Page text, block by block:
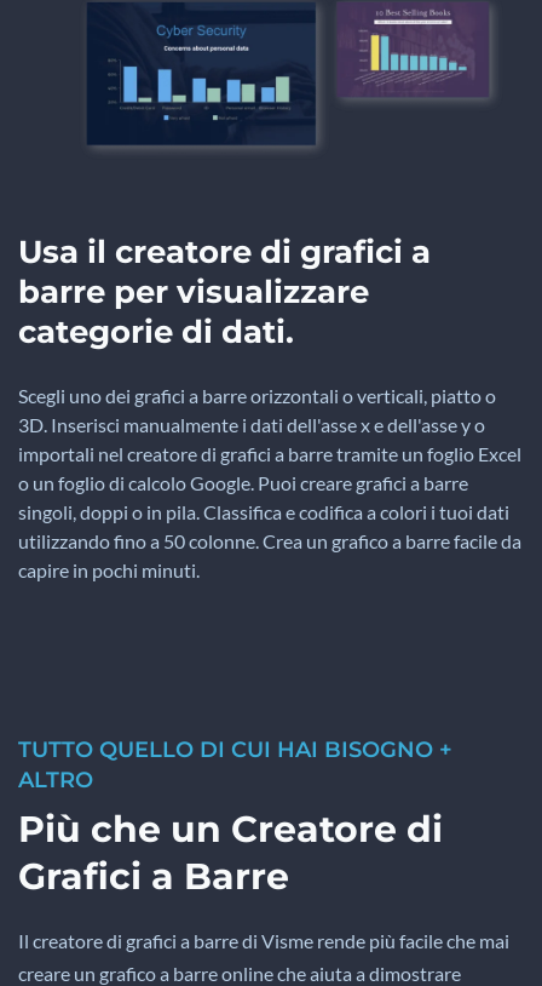
Usa il creatore di grafici a
barre per visualizzare
categorie di dati.
Scegli uno dei grafici a barre orizzontali o verticali, piatto o
3D. Inserisci manualmente i dati dell'asse x e dell'asse y o
importali nel creatore di grafici a barre tramite un foglio Excel
o un foglio di calcolo Google. Puoi creare grafici a barre
singoli, doppi o in pila. Classifica e codifica a colori i tuoi dati
utilizzando fino a 50 colonne. Crea un grafico a barre facile da
capire in pochi minuti.
TUTTO QUELLO DI CUI HAI BISOGNO +
ALTRO
Più che un Creatore di
Grafici a Barre
Il creatore di grafici a barre di Visme rende più facile che mai
creare un grafico a barre online che aiuta a dimostrare